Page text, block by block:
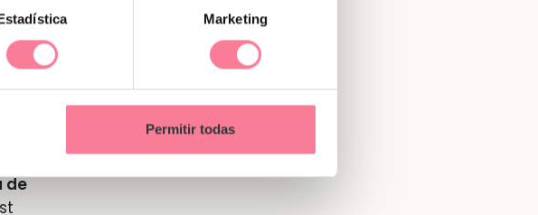
Marketing
Permitir todas
va a
de